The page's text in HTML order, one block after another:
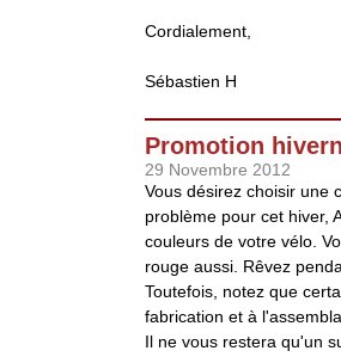
Cordialement,
Sébastien H
Promotion
29 Novembre 2012
Vous désirez choisir une
problème pour cet hiver,
couleurs de votre vélo.
rouge aussi. Rêvez
Toutefois, notez que
fabrication et à
Il ne vous restera qu'un